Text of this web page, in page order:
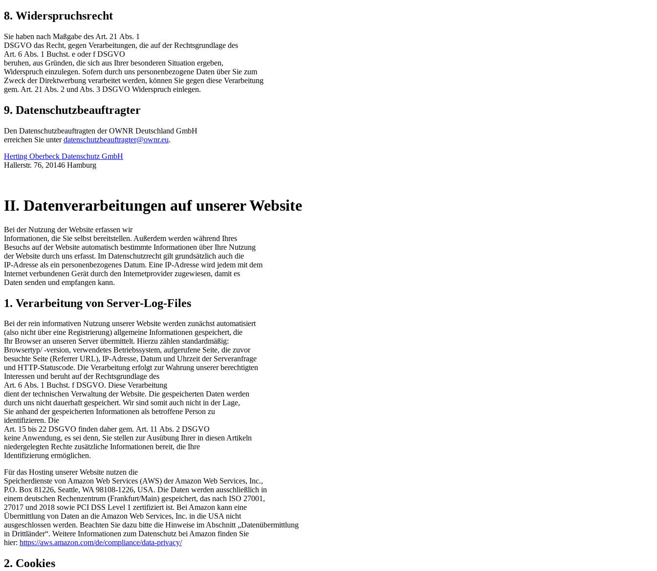
8. Widerspruchsrecht
Sie haben nach Maßgabe des Art. 21 Abs. 1
DSGVO das Recht, gegen Verarbeitungen, die auf der Rechtsgrundlage des
Art. 6 Abs. 1 Buchst. e oder f DSGVO
beruhen, aus Gründen, die sich aus Ihrer besonderen Situation ergeben,
Widerspruch einzulegen. Sofern durch uns personenbezogene Daten über Sie zum
Zweck der Direktwerbung verarbeitet werden, können Sie gegen diese Verarbeitung
gem. Art. 21 Abs. 2 und Abs. 3 DSGVO Widerspruch einlegen.
9. Datenschutzbeauftragter
Den Datenschutzbeauftragten der OWNR Deutschland GmbH
erreichen Sie unterdatenschutzbeauftragter@ownr.eu.
Herting Oberbeck Datenschutz GmbH
⁠Hallerstr. 76, 20146 Hamburg
II. Datenverarbeitungen auf unserer Website
Bei der Nutzung der Website erfassen wir
Informationen, die Sie selbst bereitstellen. Außerdem werden während Ihres
Besuchs auf der Website automatisch bestimmte Informationen über Ihre Nutzung
der Website durch uns erfasst. Im Datenschutzrecht gilt grundsätzlich auch die
IP-Adresse als ein personenbezogenes Datum. Eine IP-Adresse wird jedem mit dem
Internet verbundenen Gerät durch den Internetprovider zugewiesen, damit es
Daten senden und empfangen kann.
1. Verarbeitung von Server-Log-Files
Bei der rein informativen Nutzung unserer Website werden zunächst automatisiert
(also nicht über eine Registrierung) allgemeine Informationen gespeichert, die
Ihr Browser an unseren Server übermittelt. Hierzu zählen standardmäßig:
Browsertyp/ -version, verwendetes Betriebssystem, aufgerufene Seite, die zuvor
besuchte Seite (Referrer URL), IP-Adresse, Datum und Uhrzeit der Serveranfrage
und HTTP-Statuscode. Die Verarbeitung erfolgt zur Wahrung unserer berechtigten
Interessen und beruht auf der Rechtsgrundlage des
Art. 6 Abs. 1 Buchst. f DSGVO. Diese Verarbeitung
dient der technischen Verwaltung der Website. Die gespeicherten Daten werden
durch uns nicht dauerhaft gespeichert. Wir sind somit auch nicht in der Lage,
Sie anhand der gespeicherten Informationen als betroffene Person zu
identifizieren. Die
Art. 15 bis 22 DSGVO finden daher gem. Art. 11 Abs. 2 DSGVO
keine Anwendung, es sei denn, Sie stellen zur Ausübung Ihrer in diesen Artikeln
niedergelegten Rechte zusätzliche Informationen bereit, die Ihre
Identifizierung ermöglichen.
Für das Hosting unserer Website nutzen die
Speicherdienste von Amazon Web Services (AWS) der Amazon Web Services, Inc.,
P.O. Box 81226, Seattle, WA 98108-1226, USA. Die Daten werden ausschließlich in
einem deutschen Rechenzentrum (Frankfurt/Main) gespeichert, das nach ISO 27001,
27017 und 2018 sowie PCI DSS Level 1 zertifiziert ist. Bei Amazon kann eine
Übermittlung von Daten an die Amazon Web Services, Inc. in die USA nicht
ausgeschlossen werden. Beachten Sie dazu bitte die Hinweise im Abschnitt „Datenübermittlung
in Drittländer“. Weitere Informationen zum Datenschutz bei Amazon finden Sie
hier: https://aws.amazon.com/de/compliance/data-privacy/
2. Cookies